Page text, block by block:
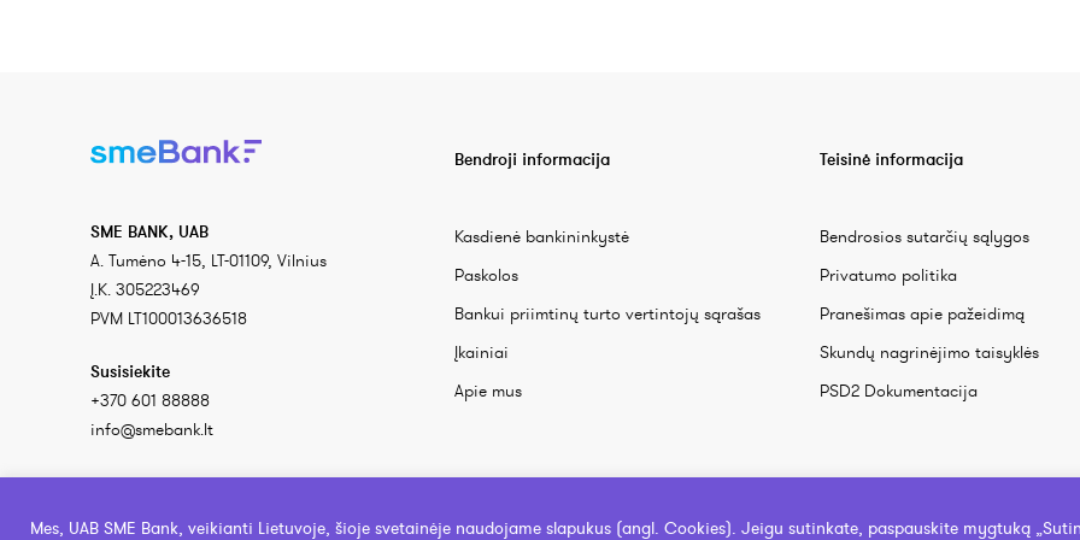
Mes, UAB SME Bank, veikianti Lietuvoje, šioje svetainėje naudojame slapukus (angl. Cookies). Jeigu sutinkate, paspauskite mygtuką
SME BANK, UAB
A. Tumėno 4-15, LT-01109, Vilnius
Į.K. 305223469
PVM LT100013636518
Susisiekite
+370 601 88888
info@smebank.lt
Bendroji informacija
Kasdienė bankininkystė
Paskolos
Bankui priimtinų turto vertintojų sąrašas
Įkainiai
Apie mus
Teisinė informacija
Bendrosios sutarčių sąlygos
Privatumo politika
Pranešimas apie pažeidimą
Skundų nagrinėjimo taisyklės
PSD2 Dokumentacija